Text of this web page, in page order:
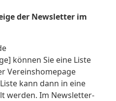
der Newsletter im
können Sie eine Liste
Vereinshomepage
kann dann in eine
werden. Im Newsletter-